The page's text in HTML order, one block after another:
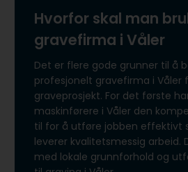
Hvorfor skal man
gravefirma i Våler
Det er flere gode grunner til å
profesjonelt gravefirma i Våler
graveprosjekt. For det første
maskinførere i Våler den
til for å utføre jobben effektivt
leverer kvalitetsmessig arbeid.
med lokale grunnforhold og